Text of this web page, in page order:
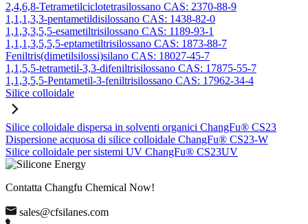
2,4,6,8-Tetrametilciclotetrasilossano CAS: 2370-88-9
1,1,1,3,3-pentametildisilossano CAS: 1438-82-0
1,1,3,3,5,5-esametiltrisilossano CAS: 1189-93-1
1,1,1,3,5,5,5-eptametiltrisilossano CAS: 1873-88-7
Feniltris(dimetilsilossi)silano CAS: 18027-45-7
1,1,5,5-tetrametil-3,3-difeniltrisilossano CAS: 17875-55-7
1,1,3,5,5-Pentametil-3-feniltrisilossano CAS: 17962-34-4
Silice colloidale
Silice colloidale dispersa in solventi organici ChangFu® CS23
Dispersione acquosa di silice colloidale ChangFu® CS23-W
Silice colloidale per sistemi UV ChangFu® CS23UV
Contatta Changfu Chemical Now!
sales@cfsilanes.com